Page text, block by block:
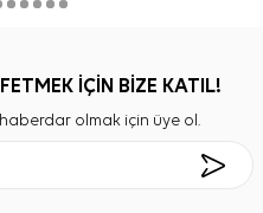
İÇİN BİZE KATIL!
olmak için üye ol.